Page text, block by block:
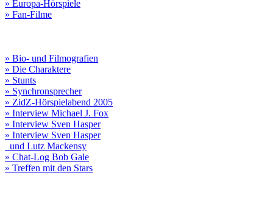
» Europa-Hörspiele
» Fan-Filme
» Bio- und Filmografien
» Die Charaktere
» Stunts
» Synchronsprecher
» ZidZ-Hörspielabend 2005
» Interview Michael J. Fox
» Interview Sven Hasper
» Interview Sven Hasper
und Lutz Mackensy
» Chat-Log Bob Gale
» Treffen mit den Stars